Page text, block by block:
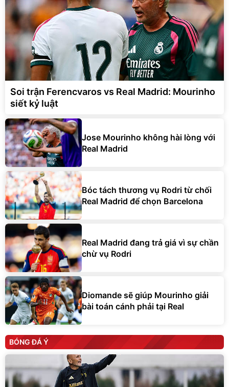
Soi trận Ferencvaros vs Real Madrid: Mourinho
siết kỷ luật
Jose Mourinho không hài lòng với
Real Madrid
Bóc tách thương vụ Rodri từ chối
Real Madrid để chọn Barcelona
Real Madrid đang trả giá vì sự chần
chừ vụ Rodri
Diomande sẽ giúp Mourinho giải
bài toán cánh phải tại Real
BÓNG ĐÁ Ý